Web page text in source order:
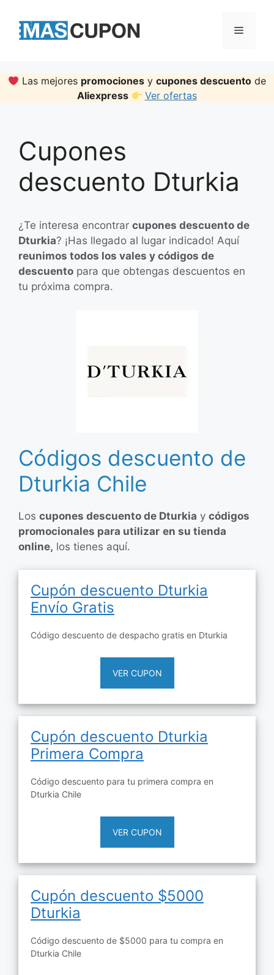
content
Menu
Las mejores promociones ycupones descuento de
Aliexpress
Ver ofertas
Cupones
descuento Dturkia
¿Te interesa encontrar cupones descuento de
Dturkia? ¡Has llegado al lugar indicado! Aquí
reunimos todos los vales y códigos de
descuento para que obtengas descuentos en
tu próxima compra.
Códigos descuento de
Dturkia Chile
Los cupones descuento de Dturkia y códigos
promocionales para utilizar en su tienda
online, los tienes aquí.
Cupón descuento Dturkia
Envío Gratis
Código descuento de despacho gratis en Dturkia
VER CUPON
Cupón descuento Dturkia
Primera Compra
Código descuento para tu primera compra en
Dturkia Chile
VER CUPON
Cupón descuento $5000
Dturkia
Código descuento de $5000 para tu compra en
Dturkia Chile